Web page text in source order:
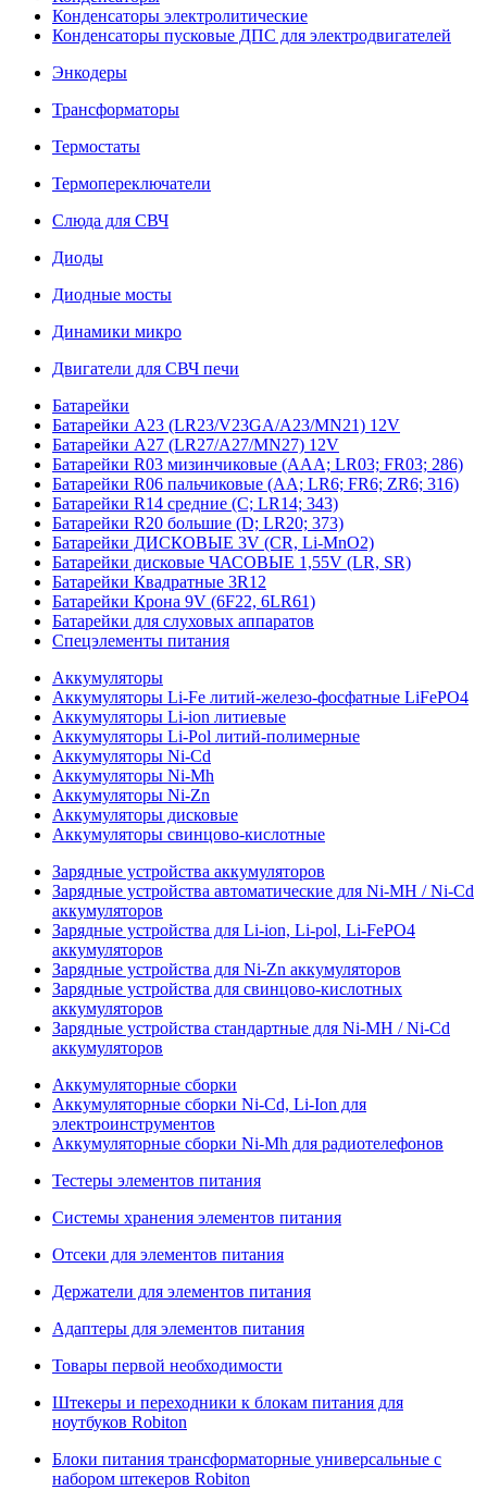
Конденсаторы электролитические
Конденсаторы пусковые ДПС для электродвигателей
Энкодеры
Трансформаторы
Термостаты
Термопереключатели
Слюда для СВЧ
Диоды
Диодные мосты
Динамики микро
Двигатели для СВЧ печи
Батарейки
Батарейки A23 (LR23/V23GA/A23/MN21) 12V
Батарейки A27 (LR27/A27/MN27) 12V
Батарейки R03 мизинчиковые (AAA; LR03; FR03; 286)
Батарейки R06 пальчиковые (AA; LR6; FR6; ZR6; 316)
Батарейки R14 средние (C; LR14; 343)
Батарейки R20 большие (D; LR20; 373)
Батарейки ДИСКОВЫЕ 3V (CR, Li-MnO2)
Батарейки дисковые ЧАСОВЫЕ 1,55V (LR, SR)
Батарейки Квадратные 3R12
Батарейки Крона 9V (6F22, 6LR61)
Батарейки для слуховых аппаратов
Спецэлементы питания
Аккумуляторы
Аккумуляторы Li-Fe литий-железо-фосфатные LiFePO4
Аккумуляторы Li-ion литиевые
Аккумуляторы Li-Pol литий-полимерные
Аккумуляторы Ni-Cd
Аккумуляторы Ni-Mh
Аккумуляторы Ni-Zn
Аккумуляторы дисковые
Аккумуляторы свинцово-кислотные
Зарядные устройства аккумуляторов
Зарядные устройства автоматические для Ni-MH / Ni-Cd
аккумуляторов
Зарядные устройства для Li-ion, Li-pol, Li-FePO4
аккумуляторов
Зарядные устройства для Ni-Zn аккумуляторов
Зарядные устройства для свинцово-кислотных
аккумуляторов
Зарядные устройства стандартные для Ni-MH / Ni-Cd
аккумуляторов
Аккумуляторные сборки
Аккумуляторные сборки Ni-Cd, Li-Ion для
электроинструментов
Аккумуляторные сборки Ni-Mh для радиотелефонов
Тестеры элементов питания
Системы хранения элементов питания
Отсеки для элементов питания
Держатели для элементов питания
Адаптеры для элементов питания
Товары первой необходимости
Штекеры и переходники к блокам питания для
ноутбуков Robiton
Блоки питания трансформаторные универсальные с
набором штекеров Robiton